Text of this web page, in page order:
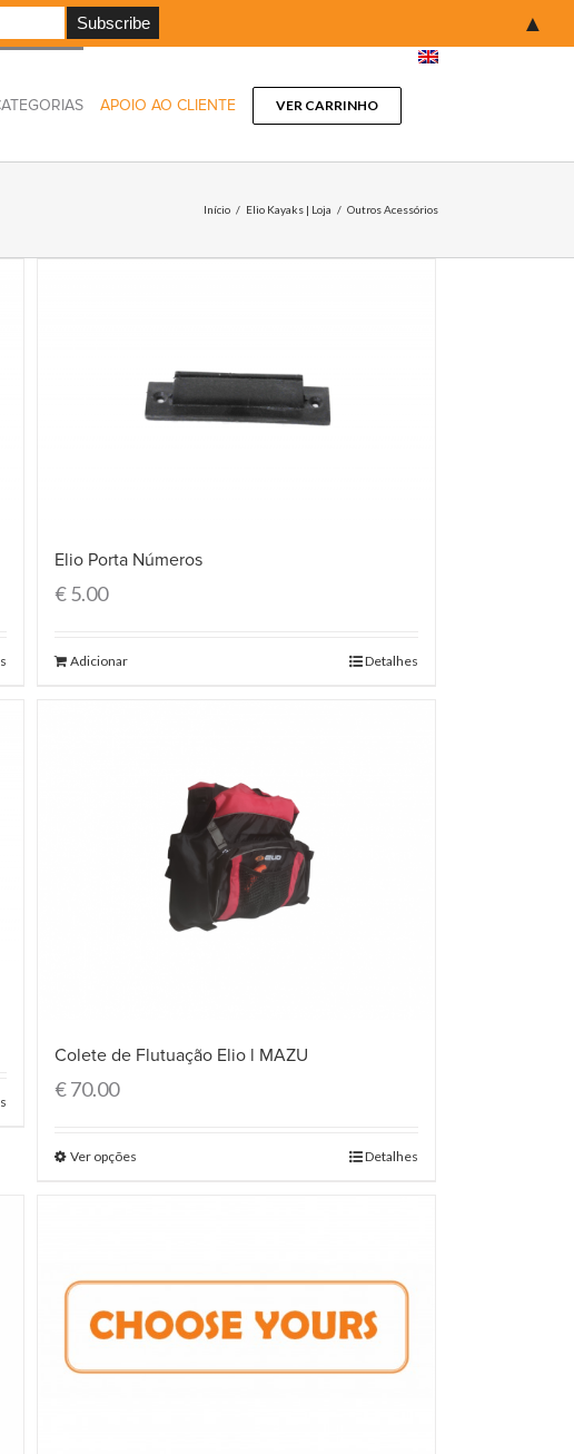
APOIO AO CLIENTE VER CARRINHO
Início / Elio Kayaks | Loja / Outros Acessórios
Elio Porta Números
€5.00
Adicionar Detalhes
Colete de Flutuação Elio l MAZU
€70.00
Ver opções Detalhes
▲